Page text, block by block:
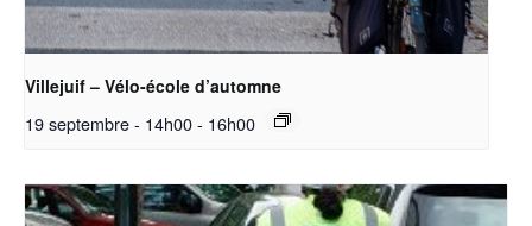
Villejuif – Vélo-école d’automne
19 septembre - 14h00- 16h00